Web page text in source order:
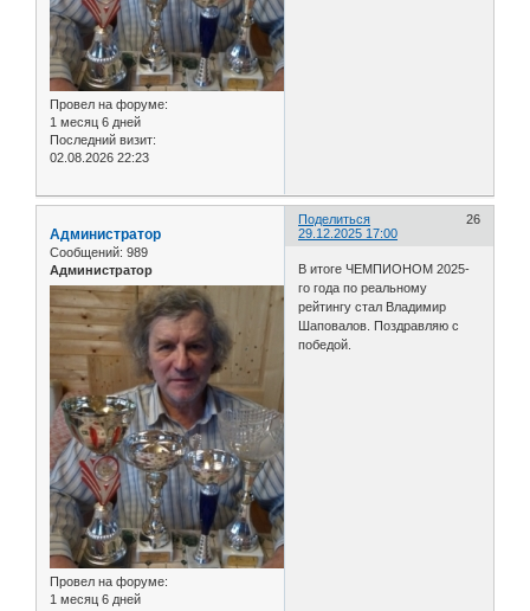
Провел на форуме:
1 месяц 6 дней
Последний визит:
02.08.2026 22:23
Поделиться
26
29.12.2025 17:00
Администратор
Сообщений: 989
Администратор
Провел на форуме:
1 месяц 6 дней
В итоге ЧЕМПИОНОМ 2025-
го года по реальному
рейтингу стал Владимир
Шаповалов. Поздравляю с
победой.